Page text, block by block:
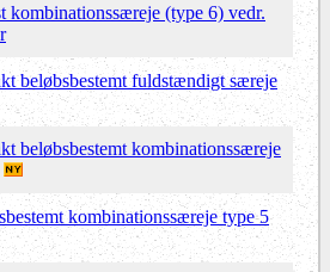
kombinationssæreje (type 6) vedr.
beløbsbestemt fuldstændigt særeje
beløbsbestemt kombinationssæreje
kombinationssæreje type 5